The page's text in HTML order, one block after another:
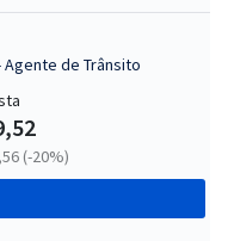
Agente de Trânsito
(-20%)